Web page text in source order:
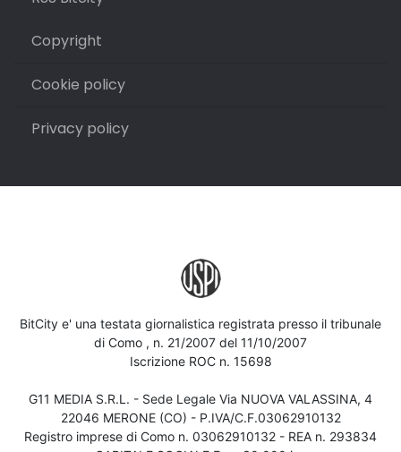
Copyright
Cookie policy
Privacy policy
BitCity e' una testata giornalistica registrata presso il tribunale
di Como , n. 21/2007 del 11/10/2007
Iscrizione ROC n. 15698
G11 MEDIA S.R.L. - Sede Legale Via NUOVA VALASSINA, 4
22046 MERONE (CO) - P.IVA/C.F.03062910132
Registro imprese di Como n. 03062910132 - REA n. 293834